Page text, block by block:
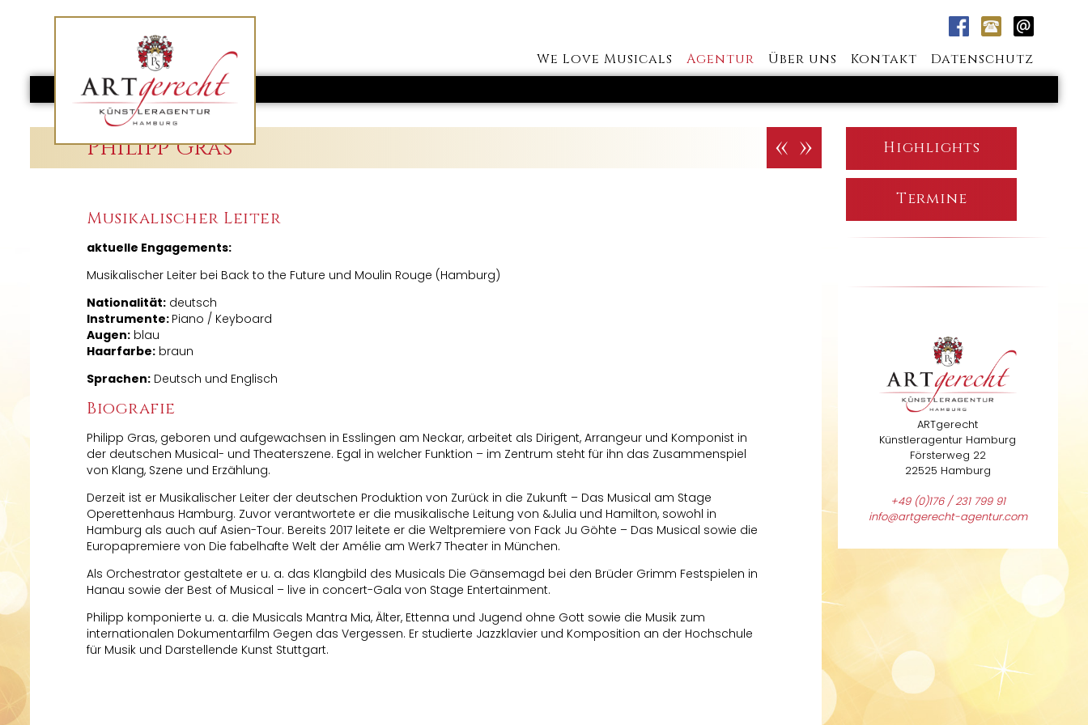
We Love Musicals Agentur Über uns Kontakt Datenschutz
Philipp Gras « »
Musikalischer Leiter
aktuelle Engagements:
Musikalischer Leiter bei Back to the Future und Moulin Rouge (Hamburg)
Nationalität: deutsch
Instrumente: Piano / Keyboard
Augen: blau
Haarfarbe: braun
Sprachen: Deutsch und Englisch
Biografie
Philipp Gras, geboren und aufgewachsen in Esslingen am Neckar, arbeitet als Dirigent, Arrangeur und Komponist in
der deutschen Musical- und Theaterszene. Egal in welcher Funktion – im Zentrum steht für ihn das Zusammenspiel
von Klang, Szene und Erzählung.
Derzeit ist er Musikalischer Leiter der deutschen Produktion von Zurück in die Zukunft – Das Musical am Stage
Operettenhaus Hamburg. Zuvor verantwortete er die musikalische Leitung von &Julia und Hamilton, sowohl in
Hamburg als auch auf Asien-Tour. Bereits 2017 leitete er die Weltpremiere von Fack Ju Göhte – Das Musical sowie die
Europapremiere von Die fabelhafte Welt der Amélie am Werk7 Theater in München.
Als Orchestrator gestaltete er u. a. das Klangbild des Musicals Die Gänsemagd bei den Brüder Grimm Festspielen in
Hanau sowie der Best of Musical – live in concert-Gala von Stage Entertainment.
Philipp komponierte u. a. die Musicals Mantra Mia, Älter, Ettenna und Jugend ohne Gott sowie die Musik zum
internationalen Dokumentarfilm Gegen das Vergessen. Er studierte Jazzklavier und Komposition an der Hochschule
für Musik und Darstellende Kunst Stuttgart.
Highlights
Termine
ARTgerecht
Künstleragentur Hamburg
Försterweg 22
22525 Hamburg
+49 (0)176 / 231 799 91
info@artgerecht-agentur.com